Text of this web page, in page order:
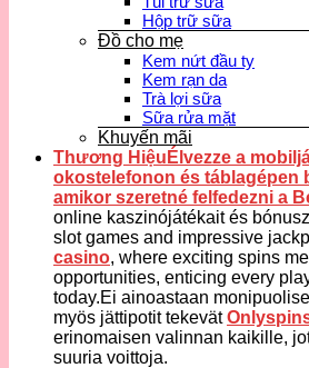
Hộp trữ sữa
Đồ cho mẹ
Kem nứt đầu ty
Kem rạn da
Trà lợi sữa
Sữa rửa mặt
Khuyến mãi
Thương HiệuÉlvezze a
okostelefonon és táblagépen
amikor szeretné felfedezni a
online kaszinójátékait és
slot games and impressive
casino, where exciting spins
opportunities, enticing every
today.Ei ainoastaan
myös jättipotit tekevät
erinomaisen valinnan kaikille,
suuria voittoja.